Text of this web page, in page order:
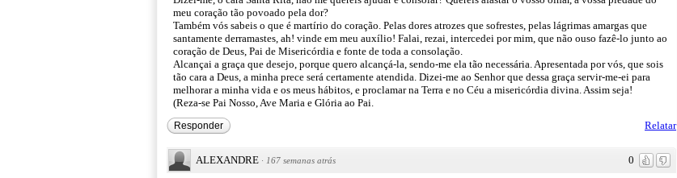
meu coração tão povoado pela dor?
Também vós sabeis o que é martírio do coração. Pelas dores atrozes que sofrestes, pelas lágrimas amargas que
santamente derramastes, ah! vinde em meu auxílio! Falai, rezai, intercedei por mim, que não ouso fazê-lo junto ao
coração de Deus, Pai de Misericórdia e fonte de toda a consolação.
Alcançai a graça que desejo, porque quero alcançá-la, sendo-me ela tão necessária. Apresentada por vós, que sois
tão cara a Deus, a minha prece será certamente atendida. Dizei-me ao Senhor que dessa graça servir-me-ei para
melhorar a minha vida e os meus hábitos, e proclamar na Terra e no Céu a misericórdia divina. Assim seja!
(Reza-se Pai Nosso, Ave Maria e Glória ao Pai.
Relatar
Responder
0
ALEXANDRE · 167 semanas atrás